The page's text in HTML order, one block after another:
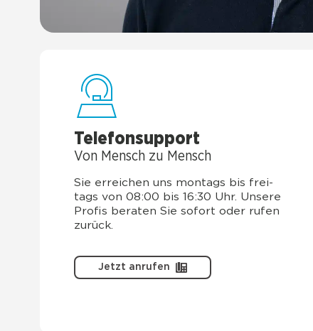
Tele­fon­sup­port
Von Mensch zu Mensch
Sie errei­chen uns mon­tags bis frei­
tags von 08:00 bis 16:30 Uhr. Unse­re
Pro­fis bera­ten Sie sofort oder rufen
zurück.
Jetzt anrufen